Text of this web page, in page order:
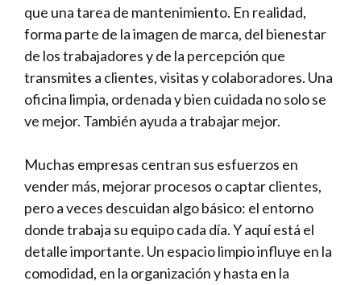
que una tarea de mantenimiento. En realidad,
forma parte de la imagen de marca, del bienestar
de los trabajadores y de la percepción que
transmites a clientes, visitas y colaboradores. Una
oficina limpia, ordenada y bien cuidada no solo se
ve mejor. También ayuda a trabajar mejor.
Muchas empresas centran sus esfuerzos en
vender más, mejorar procesos o captar clientes,
pero a veces descuidan algo básico: el entorno
donde trabaja su equipo cada día. Y aquí está el
detalle importante. Un espacio limpio influye en la
comodidad, en la organización y hasta en la